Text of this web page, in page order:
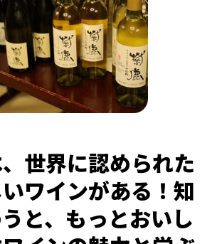
世界に認められた
ワインがある！知
と、もっとおいし